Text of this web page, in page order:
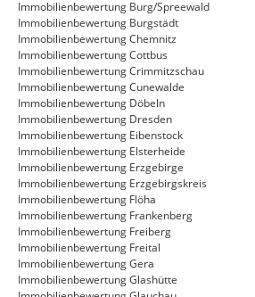
Immobilienbewertung Burg/Spreewald
Immobilienbewertung Burgstädt
Immobilienbewertung Chemnitz
Immobilienbewertung Cottbus
Immobilienbewertung Crimmitzschau
Immobilienbewertung Cunewalde
Immobilienbewertung Döbeln
Immobilienbewertung Dresden
Immobilienbewertung Eibenstock
Immobilienbewertung Elsterheide
Immobilienbewertung Erzgebirge
Immobilienbewertung Erzgebirgskreis
Immobilienbewertung Flöha
Immobilienbewertung Frankenberg
Immobilienbewertung Freiberg
Immobilienbewertung Freital
Immobilienbewertung Gera
Immobilienbewertung Glashütte